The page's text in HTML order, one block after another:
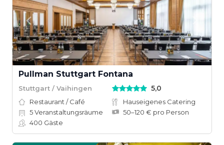
Pullman Stuttgart Fontana
Stuttgart / Vaihingen 5,0
Restaurant / Café
Hauseigenes Catering
5Veranstaltungsräume
50–120 € pro Person
400 Gäste